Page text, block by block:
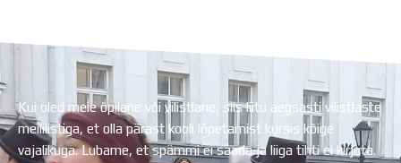
Kui oled meie õpilane või vilistlane, siis liitu aegsasti vilistlaste
meililistiga, et olla pärast kooli lõpetamist kursis kõige
vajalikuga. Lubame, et spämmi ei saada ja liiga tihti ei kirjuta.